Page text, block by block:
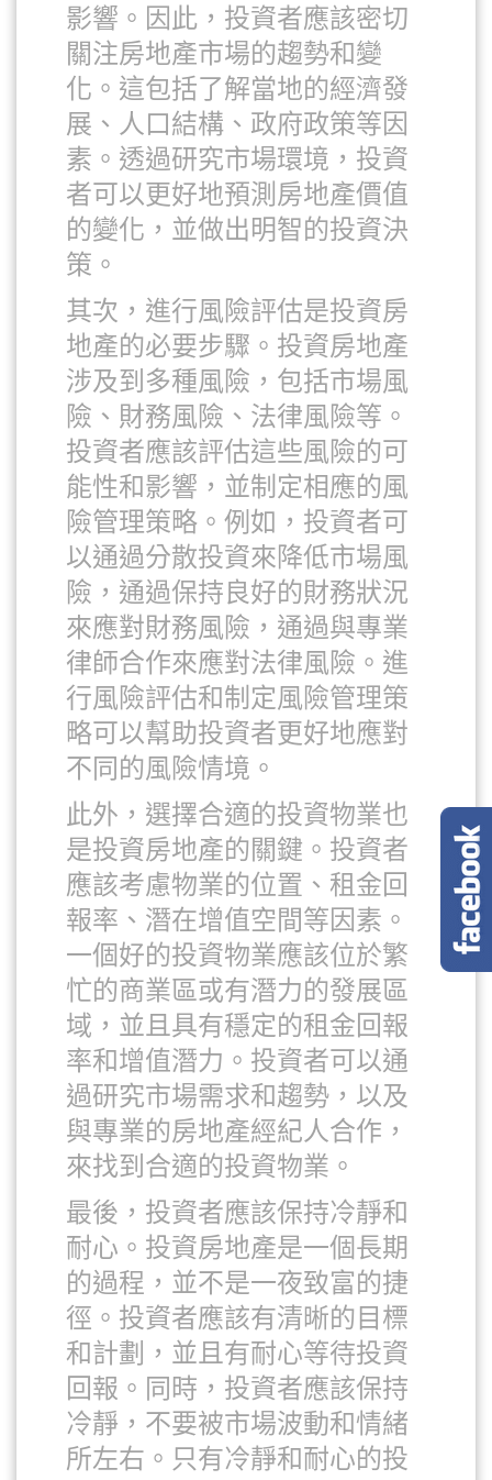
影響。因此，投資者應該密切
關注房地產市場的趨勢和變
化。這包括了解當地的經濟發
展、人口結構、政府政策等因
素。透過研究市場環境，投資
者可以更好地預測房地產價值
的變化，並做出明智的投資決
策。
其次，進行風險評估是投資房
地產的必要步驟。投資房地產
涉及到多種風險，包括市場風
險、財務風險、法律風險等。
投資者應該評估這些風險的可
能性和影響，並制定相應的風
險管理策略。例如，投資者可
以通過分散投資來降低市場風
險，通過保持良好的財務狀況
來應對財務風險，通過與專業
律師合作來應對法律風險。進
行風險評估和制定風險管理策
略可以幫助投資者更好地應對
不同的風險情境。
此外，選擇合適的投資物業也
是投資房地產的關鍵。投資者
應該考慮物業的位置、租金回
報率、潛在增值空間等因素。
一個好的投資物業應該位於繁
忙的商業區或有潛力的發展區
域，並且具有穩定的租金回報
率和增值潛力。投資者可以通
過研究市場需求和趨勢，以及
與專業的房地產經紀人合作，
來找到合適的投資物業。
最後，投資者應該保持冷靜和
耐心。投資房地產是一個長期
的過程，並不是一夜致富的捷
徑。投資者應該有清晰的目標
和計劃，並且有耐心等待投資
回報。同時，投資者應該保持
冷靜，不要被市場波動和情緒
所左右。只有冷靜和耐心的投